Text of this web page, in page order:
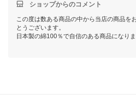
ショップからのコメント
この度は数ある商品の中から当店の商品を
とうございます。
日本製の綿100％で自信のある商品になり
お時間があるときに覗いてみていただけま
またご利用いただける日を、スタッフ一同